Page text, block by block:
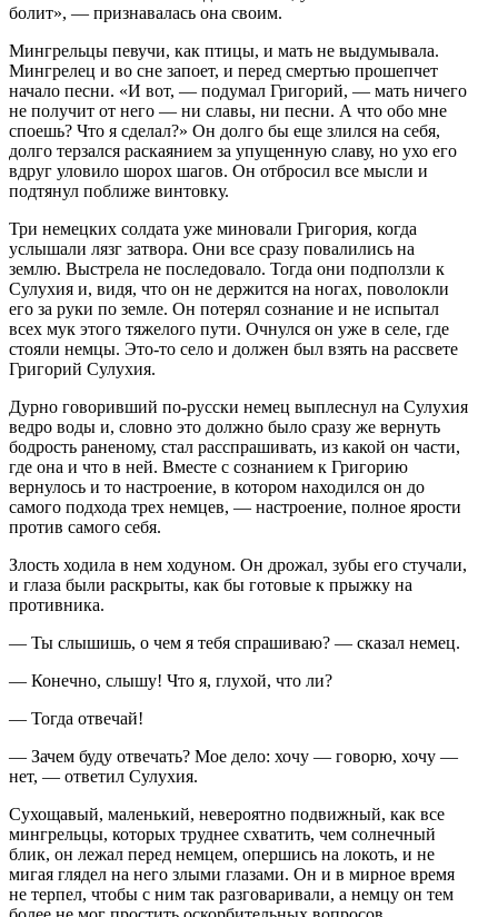
болит», — признавалась она своим.
Мингрельцы певучи, как птицы, и мать не выдумывала.
Мингрелец и во сне запоет, и перед смертью прошепчет
начало песни. «И вот, — подумал Григорий, — мать ничего
не получит от него — ни славы, ни песни. А что обо мне
споешь? Что я сделал?» Он долго бы еще злился на себя,
долго терзался раскаянием за упущенную славу, но ухо его
вдруг уловило шорох шагов. Он отбросил все мысли и
подтянул поближе винтовку.
Три немецких солдата уже миновали Григория, когда
услышали лязг затвора. Они все сразу повалились на
землю. Выстрела не последовало. Тогда они подползли к
Сулухия и, видя, что он не держится на ногах, поволокли
его за руки по земле. Он потерял сознание и не испытал
всех мук этого тяжелого пути. Очнулся он уже в селе, где
стояли немцы. Это-то село и должен был взять на рассвете
Григорий Сулухия.
Дурно говоривший по-русски немец выплеснул на Сулухия
ведро воды и, словно это должно было сразу же вернуть
бодрость раненому, стал расспрашивать, из какой он части,
где она и что в ней. Вместе с сознанием к Григорию
вернулось и то настроение, в котором находился он до
самого подхода трех немцев, — настроение, полное ярости
против самого себя.
Злость ходила в нем ходуном. Он дрожал, зубы его стучали,
и глаза были раскрыты, как бы готовые к прыжку на
противника.
— Ты слышишь, о чем я тебя спрашиваю? — сказал немец.
— Конечно, слышу! Что я, глухой, что ли?
— Тогда отвечай!
— Зачем буду отвечать? Мое дело: хочу — говорю, хочу —
нет, — ответил Сулухия.
Сухощавый, маленький, невероятно подвижный, как все
мингрельцы, которых труднее схватить, чем солнечный
блик, он лежал перед немцем, опершись на локоть, и не
мигая глядел на него злыми глазами. Он и в мирное время
не терпел, чтобы с ним так разговаривали, а немцу он тем